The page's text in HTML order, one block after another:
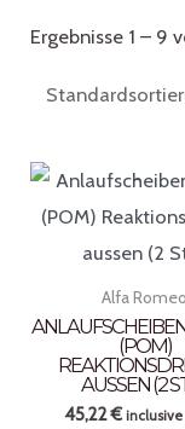
Ergebnisse 1 – 9
Alfa Romeo
(POM)
AUSSEN (2
45,22€ inclusive